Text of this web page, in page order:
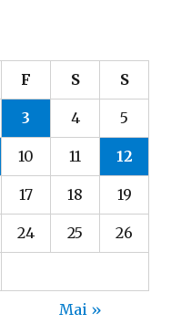
F S S
3 4 5
10 11 12
17 18 19
24 25 26
Mai »